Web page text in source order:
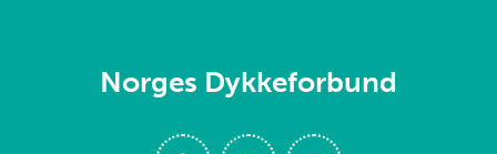
Norges Dykkeforbund